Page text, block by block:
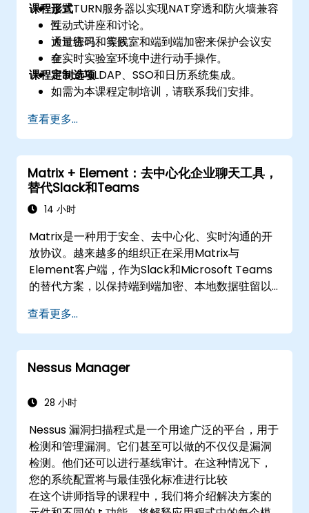
设置TURN服务器以实现NAT穿透和防火墙兼容
性。
通过密码、等候室和端到端加密来保护会议安
全。
将Jitsi与LDAP、SSO和日历系统集成。
课程形式
互动式讲座和讨论。
大量练习和实践。
在实时实验室环境中进行动手操作。
课程定制选项
如需为本课程定制培训，请联系我们安排。
查看更多...
Matrix + Element：去中心化企业聊天工具，
替代Slack和Teams
14 小时
Matrix是一种用于安全、去中心化、实时沟通的开
放协议。越来越多的组织正在采用Matrix与
Element客户端，作为Slack和Microsoft Teams
的替代方案，以保持端到端加密、本地数据驻留以
查看更多...
Nessus Manager
28 小时
Nessus 漏洞扫描程式是一个用途广泛的平台，用于
检测和管理漏洞。它们甚至可以做的不仅仅是漏洞
检测。他们还可以进行基线审计。在这种情况下，
您的系统配置将与最佳强化标准进行比较
在这个讲师指导的课程中，我们将介绍解决方案的